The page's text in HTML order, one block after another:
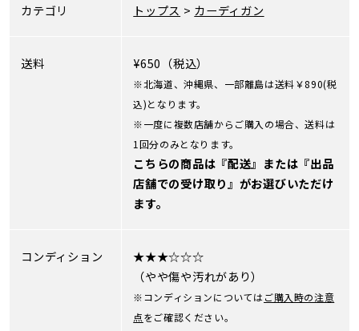
カテゴリ トップス > カーディガン
送料 ¥650（税込）
※北海道、沖縄県、一部離島は送料￥890(税
込)となります。
※一度に複数店舗からご購入の場合、送料は
1回分のみとなります。
こちらの商品は『配送』または『出品
店舗での受け取り』がお選びいただけ
ます。
コンディション
★★★☆☆☆
（やや傷や汚れがあり）
※コンディションについてはご購入時の注意
点をご確認ください。